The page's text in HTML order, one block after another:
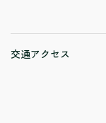
交通アクセス